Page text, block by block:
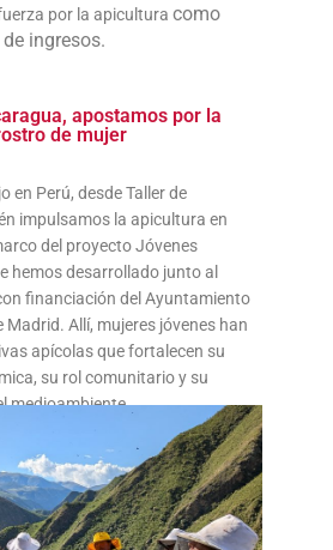
por la apiculturacomo
ingresos.
apostamos por la
de mujer
en Perú, desde Taller de
impulsamos la apicultura en
del proyecto Jóvenes
hemos desarrollado junto al
financiación del Ayuntamiento
Madrid. Allí, mujeres jóvenes han
apícolas que fortalecen su
su rol comunitario y su
medioambiente.